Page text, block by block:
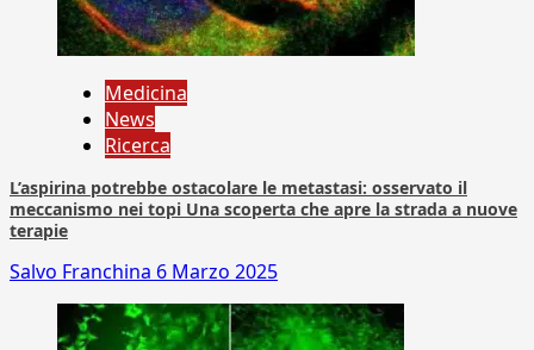
Medicina
News
Ricerca
L’aspirina potrebbe ostacolare le metastasi: osservato il
meccanismo nei topi Una scoperta che apre la strada a nuove
terapie
Salvo Franchina 6 Marzo 2025